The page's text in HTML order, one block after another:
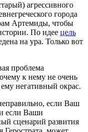
агрессивного
города
Артемиды, чтобы
По идее цель
на ура. Только вот
проблема
к нему не очень
негативный окрас.
если Ваш
если Ваши
сценарий развития